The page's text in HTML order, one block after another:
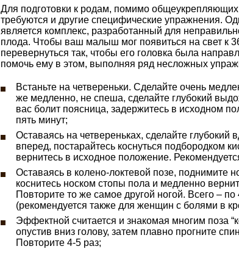
Для подготовки к родам, помимо
требуются и другие специфические упражнения.
является комплекс, разработанный для
плода. Чтобы ваш малыш мог появиться на свет к
перевернуться так, чтобы его головка была
помочь ему в этом, выполняя ряд несложных
Встаньте на четвереньки. Сделайте очень
же медленно, не спеша, сделайте глубокий
вас болит поясница, задержитесь в исходном
пять минут;
Оставаясь на четвереньках, сделайте глубокий
вперед, постарайтесь коснуться подбородком
вернитесь в исходное положение.
Оставаясь в колено-локтевой позе, поднимите
коснитесь носком стопы пола и медленно
Повторите то же самое другой ногой. Всего –
(рекомендуется также для женщин с болями в
Эффектной считается и знакомая многим поза
опустив вниз голову, затем плавно прогните
Повторите 4-5 раз;